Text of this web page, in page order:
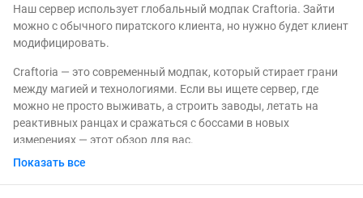
Наш сервер использует глобальный модпак Craftoria. Зайти
можно с обычного пиратского клиента, но нужно будет клиент
модифицировать.
Craftoria — это современный модпак, который стирает грани
между магией и технологиями. Если вы ищете сервер, где
можно не просто выживать, а строить заводы, летать на
реактивных ранцах и сражаться с боссами в новых
измерениях — этот обзор для вас.
🏗️ Что такое Craftoria?
Показать все